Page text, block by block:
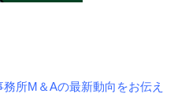
務所M＆Aの最新動向をお伝え